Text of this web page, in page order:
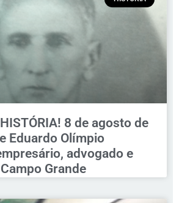
8 de agosto de
Eduardo Olímpio
advogado e
Grande